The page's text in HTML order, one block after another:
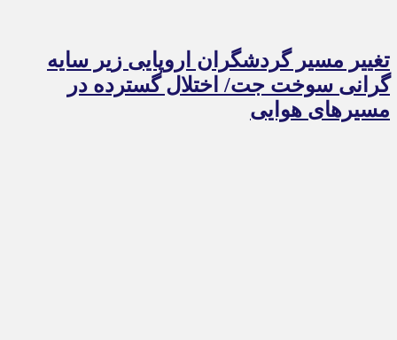
تغییر مسیر گردشگران اروپایی زیر سایه
گرانی سوخت جت/ اختلال گسترده در
مسیرهای هوایی